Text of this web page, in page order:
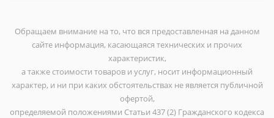
Обращаем внимание на то, что вся предоставленная на данном
сайте информация, касающаяся технических и прочих
характеристик,
а также стоимости товаров и услуг, носит информационный
характер, и ни при каких обстоятельствах не является публичной
офертой,
определяемой положениями Статьи 437 (2) Гражданского кодекса